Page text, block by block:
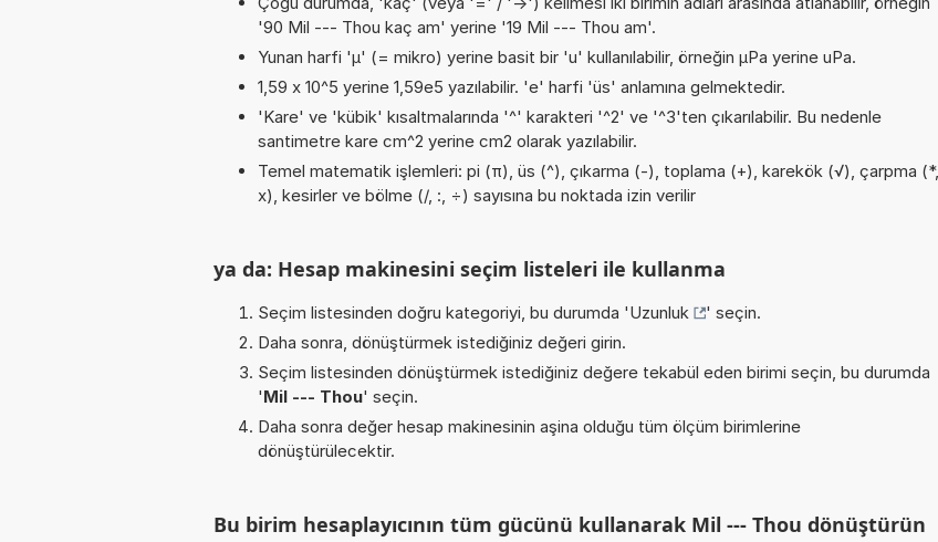
'90 Mil --- Thou kaç am' yerine '19 Mil --- Thou am'.
Yunan harfi 'µ' (= mikro) yerine basit bir 'u' kullanılabilir, örneğin µPa yerine uPa.
1,59 x 10^5 yerine 1,59e5 yazılabilir. 'e' harfi 'üs' anlamına gelmektedir.
'Kare' ve 'kübik' kısaltmalarında '^' karakteri '^2' ve '^3'ten çıkarılabilir. Bu nedenle
santimetre kare cm^2 yerine cm2 olarak yazılabilir.
Temel matematik işlemleri: pi (π), üs (^), çıkarma (-), toplama (+), karekök (√), çarpma (*,
x), kesirler ve bölme (/, :, ÷) sayısına bu noktada izin verilir
ya da: Hesap makinesini seçim listeleri ile kullanma
Seçim listesinden doğru kategoriyi, bu durumda 'Uzunluk
' seçin.
Daha sonra, dönüştürmek istediğiniz değeri girin.
Seçim listesinden dönüştürmek istediğiniz değere tekabül eden birimi seçin, bu durumda
'Mil --- Thou' seçin.
Daha sonra değer hesap makinesinin aşina olduğu tüm ölçüm birimlerine
dönüştürülecektir.
Bu birim hesaplayıcının tüm gücünü kullanarak Mil --- Thou dönüştürün